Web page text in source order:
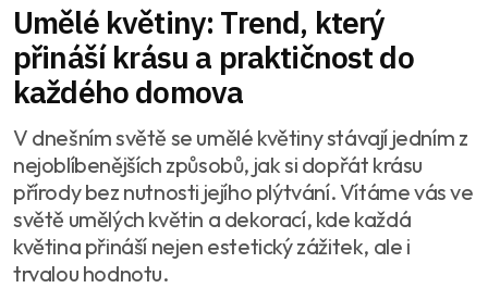
Umělé květiny: Trend, který
přináší krásu a praktičnost do
každého domova
V dnešním světě se umělé květiny stávají jedním z
nejoblíbenějších způsobů, jak si dopřát krásu
přírody bez nutnosti jejího plýtvání. Vítáme vás ve
světě umělých květin a dekorací, kde každá
květina přináší nejen estetický zážitek, ale i
trvalou hodnotu.